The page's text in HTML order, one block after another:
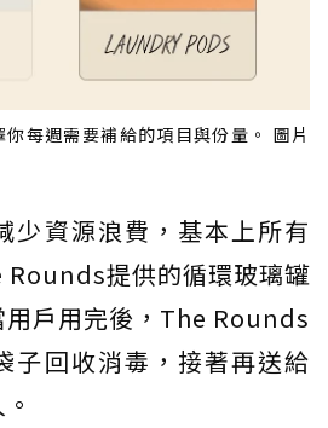
每週需要補給的項目與份量。 圖片
少資源浪費，基本上所有
Rounds提供的循環玻璃罐
用戶用完後，The Rounds
子回收消毒，接著再送給